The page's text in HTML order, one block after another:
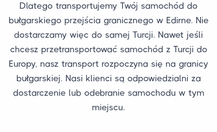
Dlatego transportujemy Twój samochód do
bułgarskiego przejścia granicznego w Edirne. Nie
dostarczamy więc do samej Turcji. Nawet jeśli
chcesz przetransportować samochód z Turcji do
Europy, nasz transport rozpoczyna się na granicy
bułgarskiej. Nasi klienci są odpowiedzialni za
dostarczenie lub odebranie samochodu w tym
miejscu.